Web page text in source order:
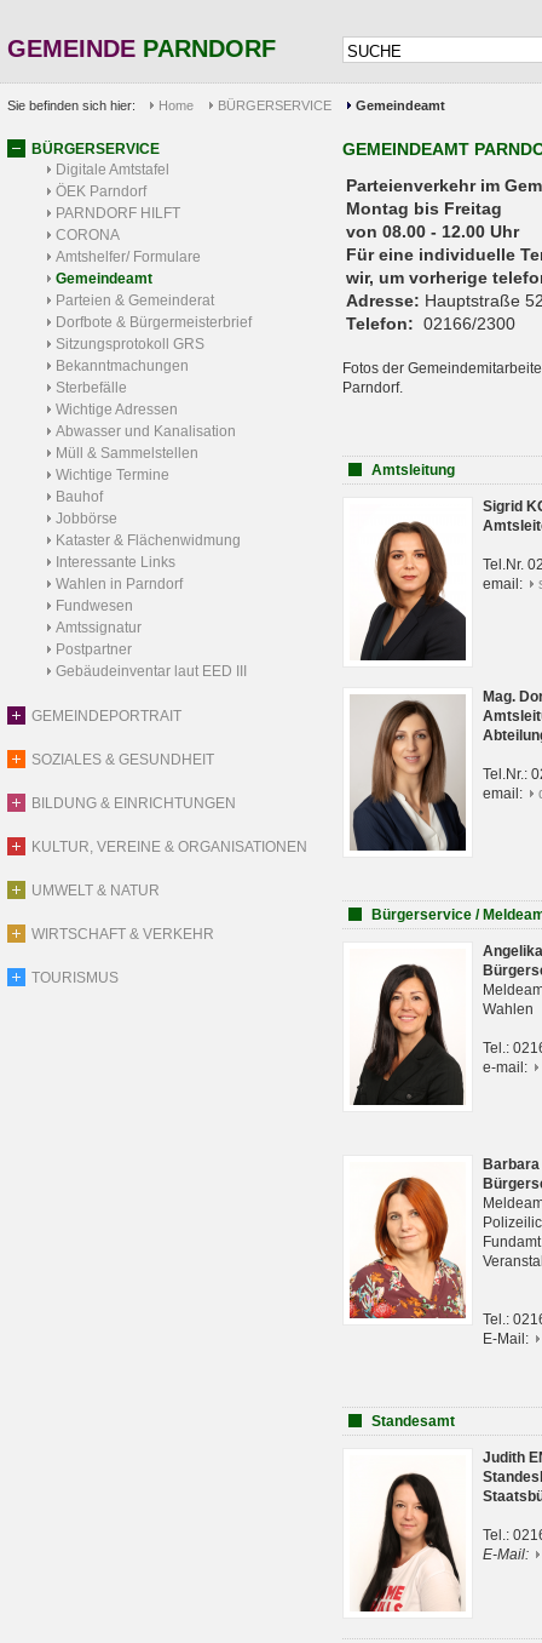
GEMEINDE PARNDORF
Sie befinden sich hier: Home BÜRGERSERVICE Gemeindeamt
BÜRGERSERVICE
Digitale Amtstafel
ÖEK Parndorf
PARNDORF HILFT
CORONA
Amtshelfer/ Formulare
Gemeindeamt
Parteien & Gemeinderat
Dorfbote & Bürgermeisterbrief
Sitzungsprotokoll GRS
Bekanntmachungen
Sterbefälle
Wichtige Adressen
Abwasser und Kanalisation
Müll & Sammelstellen
Wichtige Termine
Bauhof
Jobbörse
Kataster & Flächenwidmung
Interessante Links
Wahlen in Parndorf
Fundwesen
Amtssignatur
Postpartner
Gebäudeinventar laut EED III
GEMEINDEPORTRAIT
SOZIALES & GESUNDHEIT
BILDUNG & EINRICHTUNGEN
KULTUR, VEREINE & ORGANISATIONEN
UMWELT & NATUR
WIRTSCHAFT & VERKEHR
TOURISMUS
GEMEINDEAMT
Parteienverkehr
Montag bis Freitag
von 08.00 - 12.00 Uhr
Für eine individuelle
wir, um vorherige
Adresse: Hauptstraße
Telefon: 02166/2300
Fotos der
Parndorf.
Amtsleitung
Sigrid
Tel.Nr.
email:
Mag.
Tel.Nr.:
email:
Bürgerservice /
Wahlen
Tel.:
e-mail:
Tel.:
E-Mail:
Standesamt
Judith
Tel.:
E-Mail: